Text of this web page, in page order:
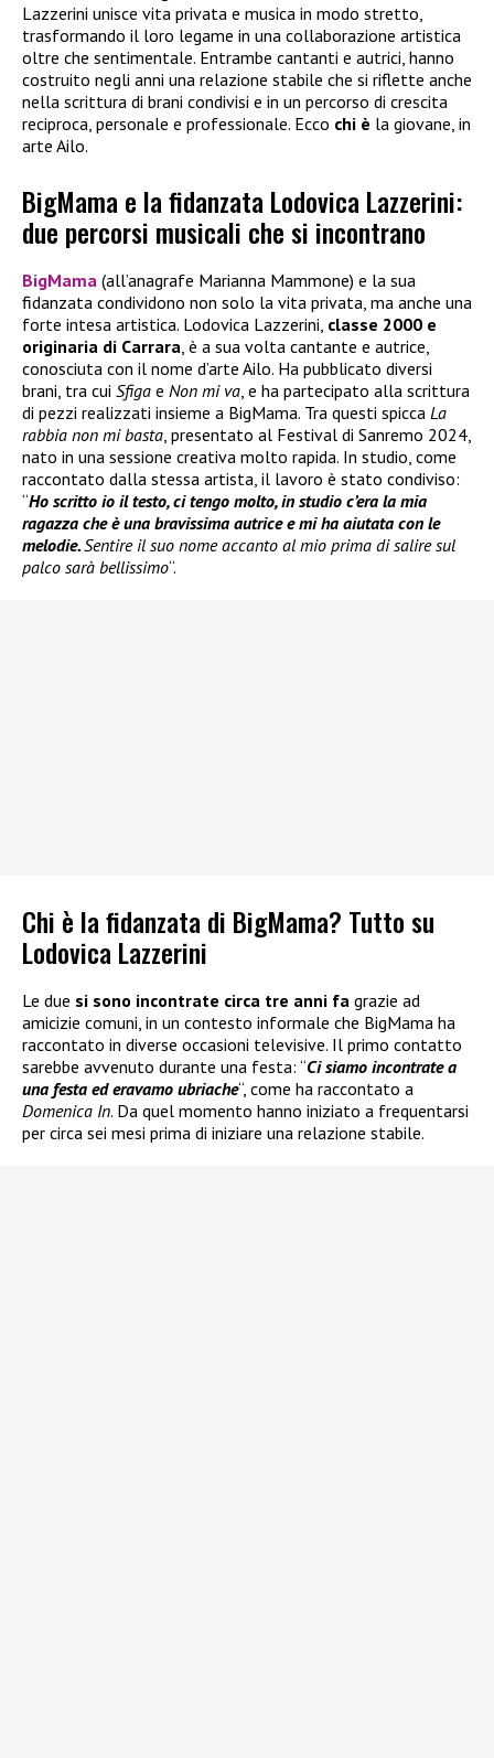
Lazzerini unisce vita privata e musica in modo stretto,
trasformando il loro legame in una collaborazione artistica
oltre che sentimentale. Entrambe cantanti e autrici, hanno
costruito negli anni una relazione stabile che si riflette anche
nella scrittura di brani condivisi e in un percorso di crescita
reciproca, personale e professionale. Ecco chi è la giovane, in
arte Ailo.
BigMama e la fidanzata Lodovica Lazzerini:
due percorsi musicali che si incontrano
BigMama (all’anagrafe Marianna Mammone) e la sua
fidanzata condividono non solo la vita privata, ma anche una
forte intesa artistica. Lodovica Lazzerini, classe 2000 e
originaria di Carrara, è a sua volta cantante e autrice,
conosciuta con il nome d’arte Ailo. Ha pubblicato diversi
brani, tra cui Sfiga e Non mi va, e ha partecipato alla scrittura
di pezzi realizzati insieme a BigMama. Tra questi spicca La
rabbia non mi basta, presentato al Festival di Sanremo 2024,
nato in una sessione creativa molto rapida. In studio, come
raccontato dalla stessa artista, il lavoro è stato condiviso:
“Ho scritto io il testo, ci tengo molto, in studio c’era la mia
ragazza che è una bravissima autrice e mi ha aiutata con le
melodie.Sentire il suo nome accanto al mio prima di salire sul
palco sarà bellissimo“.
Chi è la fidanzata di BigMama? Tutto su
Lodovica Lazzerini
Le due si sono incontrate circa tre anni fa grazie ad
amicizie comuni, in un contesto informale che BigMama ha
raccontato in diverse occasioni televisive. Il primo contatto
sarebbe avvenuto durante una festa: “Ci siamo incontrate a
una festa ed eravamo ubriache“, come ha raccontato a
Domenica In. Da quel momento hanno iniziato a frequentarsi
per circa sei mesi prima di iniziare una relazione stabile.